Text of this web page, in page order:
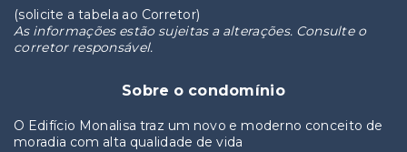
(solicite a tabela ao Corretor)
As informações estão sujeitas a alterações. Consulte o
corretor responsável.
Sobre o condomínio
O Edifício Monalisa traz um novo e moderno conceito de
moradia com alta qualidade de vida